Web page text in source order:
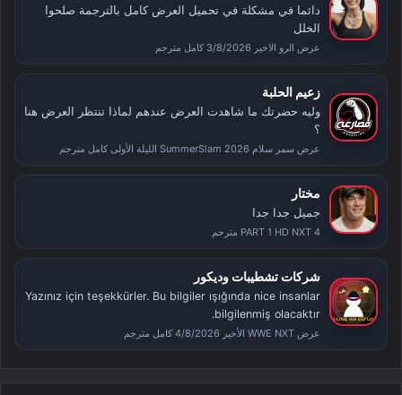
دائما في مشكلة في تحميل العرض كامل بالترجمة صلحوا
الخلل
عرض الرو الاخير 3/8/2026 كامل مترجم
زعيم الحلبة
وليه حضرتك ما شاهدت العرض عندهم لماذا تنتظر العرض هنا
؟
عرض سمر سلام SummerSlam 2026 الليلة الأولى كامل مترجم
مختار
جميل جدا جدا
PART 1 HD NXT 4 مترجم
شركات تشطيبات وديكور
Yazınız için teşekkürler. Bu bilgiler ışığında nice insanlar
bilgilenmiş olacaktır.
عرض WWE NXT الأخير 4/8/2026 كامل مترجم